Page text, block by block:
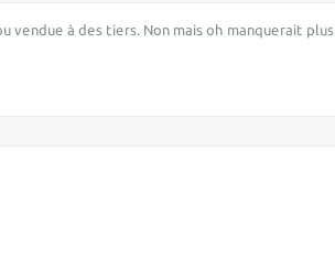
vendue à des tiers. Non mais oh manquerait plus